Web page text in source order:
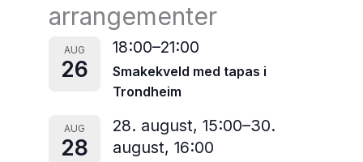
arrangementer
AUG
26
18:00–21:00
Smakekveld med tapas i
Trondheim
AUG
28
28. august, 15:00–30.
august, 16:00